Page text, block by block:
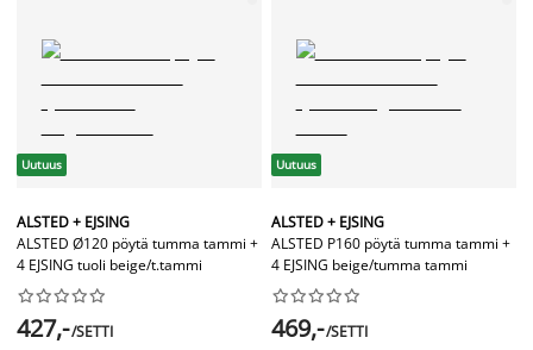
Uutuus
ALSTED + EJSING
ALSTED Ø120 pöytä tumma tammi +
4 EJSING tuoli beige/t.tammi






427,-/SETTI
Uutuus
ALSTED + EJSING
ALSTED P160 pöytä tumma tammi +
4 EJSING beige/tumma tammi






469,-/SETTI